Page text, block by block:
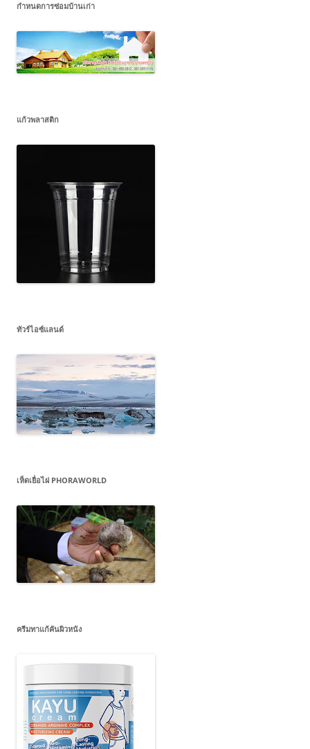
กำหนดการซ่อมบ้านเก่า
แก้วพลาสติก
ทัวร์ไอซ์แลนด์
เห็ดเยื่อไผ่ PHORAWORLD
ครีมทาแก้คันผิวหนัง